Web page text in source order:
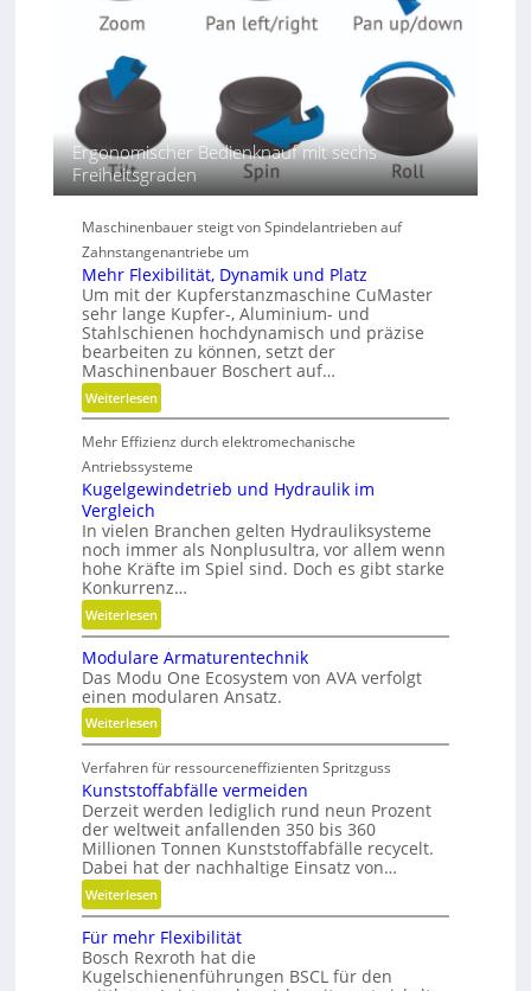
r
n
D
e
n
s
i
n
e
n
Ergonomischer Bedienknauf mit sechs
Freiheitsgraden
Maschinenbauer steigt von Spindelantrieben auf
Zahnstangenantriebe um
Mehr Flexibilität, Dynamik und Platz
Um mit der Kupferstanzmaschine CuMaster
sehr lange Kupfer-, Aluminium- und
Stahlschienen hochdynamisch und präzise
bearbeiten zu können, setzt der
Maschinenbauer Boschert auf…
Weiterlesen:
M
e
h
r
l
e
x
i
b
i
l
i
t
ä
,
D
y
n
a
m
i
k
u
n
Mehr Effizienz durch elektromechanische
Antriebssysteme
Kugelgewindetrieb und Hydraulik im
Vergleich
In vielen Branchen gelten Hydrauliksysteme
noch immer als Nonplusultra, vor allem wenn
hohe Kräfte im Spiel sind. Doch es gibt starke
Konkurrenz…
Weiterlesen:
K
u
g
e
l
g
e
w
i
n
d
e
t
r
i
e
Modulare Armaturentechnik
Das Modu One Ecosystem von AVA verfolgt
einen modularen Ansatz.
Weiterlesen:
M
o
d
u
l
r
e
r
m
Verfahren für ressourceneffizienten Spritzguss
Kunststoffabfälle vermeiden
Derzeit werden lediglich rund neun Prozent
der weltweit anfallenden 350 bis 360
Millionen Tonnen Kunststoffabfälle recycelt.
Dabei hat der nachhaltige Einsatz von…
Weiterlesen:
K
u
n
s
Für mehr Flexibilität
Bosch Rexroth hat die
Kugelschienenführungen BSCL für den